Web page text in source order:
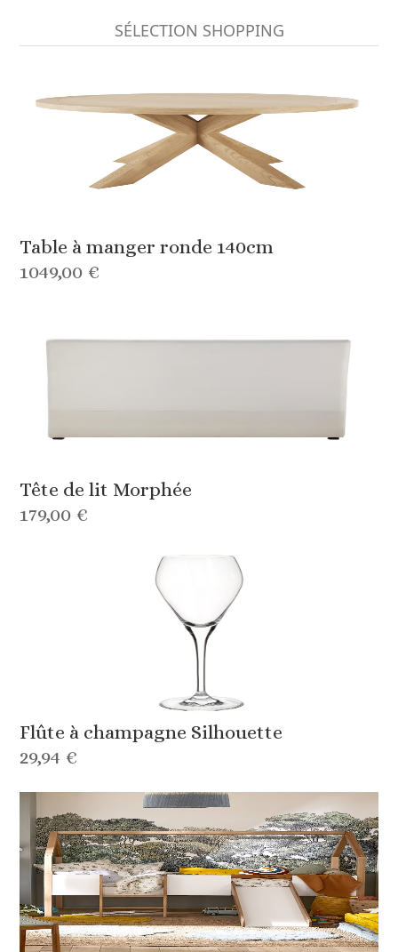
SÉLECTION SHOPPING
Table à manger ronde 140cm
1049,00 €
Tête de lit Morphée
179,00 €
Flûte à champagne Silhouette
29,94 €